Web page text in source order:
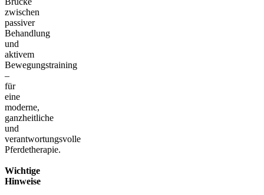
zwischen
passiver
Behandlung
und
aktivem
Bewegungstraining
–
für
eine
moderne,
ganzheitliche
und
verantwortungsvolle
Pferdetherapie.
Wichtige
Hinweise